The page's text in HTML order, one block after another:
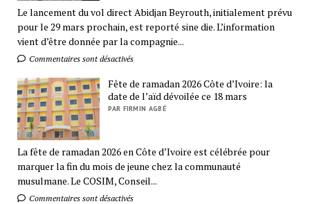
Le lancement du vol direct Abidjan Beyrouth, initialement prévu
pour le 29 mars prochain, est reporté sine die. L’information
vient d’être donnée par la compagnie...
Commentaires sont désactivés
Fête de ramadan 2026 Côte d’Ivoire: la
date de l’aïd dévoilée ce 18 mars
PAR FIRMIN AGBÉ
La fête de ramadan 2026 en Côte d’Ivoire est célébrée pour
marquer la fin du mois de jeune chez la communauté
musulmane. Le COSIM, Conseil...
Commentaires sont désactivés